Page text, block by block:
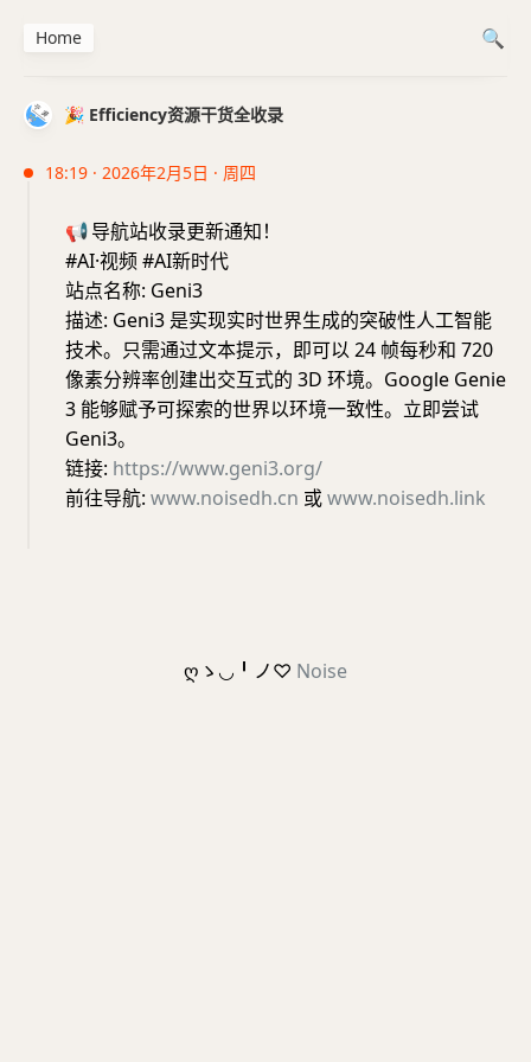
🎉 Efficiency资源干货全收录
18:19 · 2026年2月5日 · 周四
📢导航站收录更新通知！
#AI·视频 #AI新时代
站点名称: Geni3
描述: Geni3 是实现实时世界生成的突破性人工智能
技术。只需通过文本提示，即可以 24 帧每秒和 720
像素分辨率创建出交互式的 3D 环境。Google Genie
3 能够赋予可探索的世界以环境一致性。立即尝试
Geni3。
链接: https://www.geni3.org/
前往导航: www.noisedh.cn 或www.noisedh.link
Home
ღゝ◡╹ノ♡ Noise